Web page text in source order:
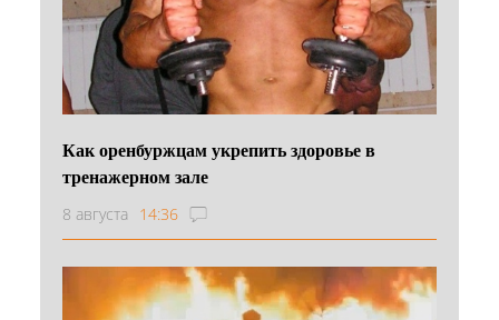
Как оренбуржцам укрепить здоровье в
тренажерном зале
8 августа 14:36